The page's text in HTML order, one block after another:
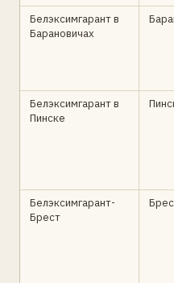
Белэксимгарант в
Барановичах
Белэксимгарант в
Пинске
Белэксимгарант-
Брест